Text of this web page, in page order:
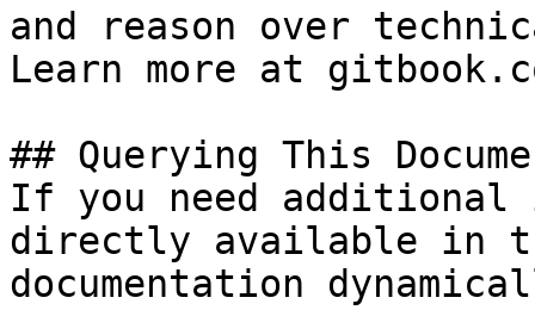
and reason over
Learn more at
## Querying This
If you need
directly available in
documentation